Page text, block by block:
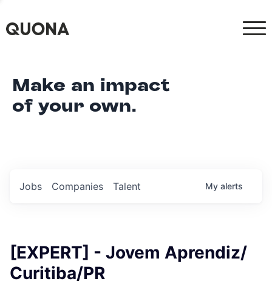
Make an impact
of your own.
Jobs Companies Talent My alerts
[EXPERT] - Jovem Aprendiz/
Curitiba/PR